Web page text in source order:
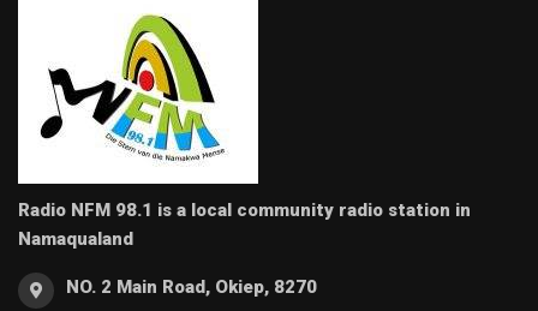
Radio NFM 98.1 is a local community radio station in
Namaqualand
NO. 2 Main Road, Okiep, 8270